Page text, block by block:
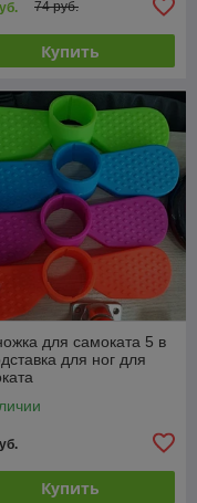
74 руб.
Купить
для самоката 5 в
для ног для
Купить